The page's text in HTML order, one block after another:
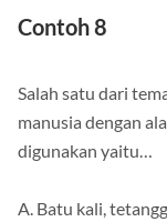
Contoh 8
Salah satu dari
manusia dengan
digunakan yaitu…
A. Batu kali,